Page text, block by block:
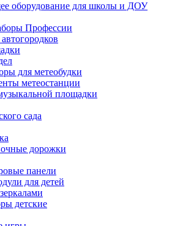
оборудование для школы и ДОУ
Профессии
для метеобудки
метеостанции
площадки
сада
дорожки
панели
для детей
детские